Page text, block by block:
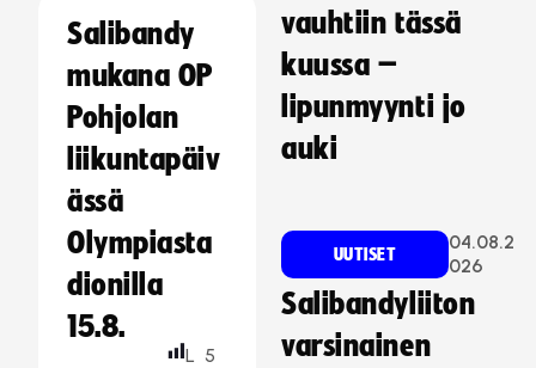
Salibandy
mukana OP
Pohjolan
liikuntapäiv
ässä
Olympiasta
dionilla
15.8.
L 5
vauhtiin tässä
kuussa –
lipunmyynti jo
auki
UUTISET
04.08.2
026
Salibandyliiton
varsinainen